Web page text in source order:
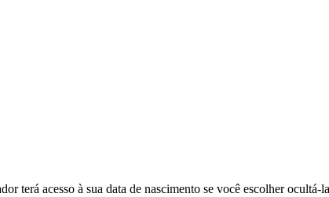
terá acesso à sua data de nascimento se você escolher